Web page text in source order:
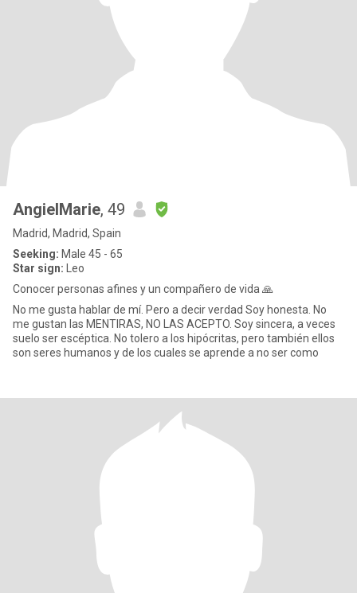
AngielMarie, 49
Madrid, Madrid, Spain
Seeking: Male 45 - 65
Star sign: Leo
Conocer personas afines y un compañero de vida 🙏
No me gusta hablar de mí. Pero a decir verdad Soy honesta. No
me gustan las MENTIRAS, NO LAS ACEPTO. Soy sincera, a veces
suelo ser escéptica. No tolero a los hipócritas, pero también ellos
son seres humanos y de los cuales se aprende a no ser como